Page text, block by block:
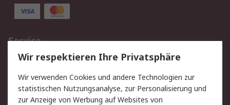
Service
Value Added Services
Lieferlösungen
Rücksendungen
Kontakt
Hilfe
Wir respektieren Ihre Privatsphäre
Wir verwenden Cookies und andere Technologien zur
statistischen Nutzungsanalyse, zur Personalisierung und
zur Anzeige von Werbung auf Websites von